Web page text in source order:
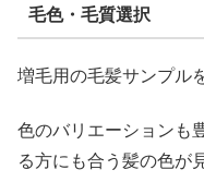
毛色・毛質選択
増毛用の毛髪サンプル
色のバリエーションも
る方にも合う髪の色が